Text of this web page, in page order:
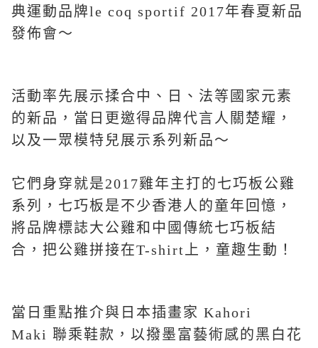
典運動品牌le coq sportif 2017年春夏新品
發佈會～
活動率先展示揉合中、日、法等國家元素
的新品，當日更邀得品牌代言人關楚耀，
以及一眾模特兒展示系列新品～
它們身穿就是2017雞年主打的七巧板公雞
系列，七巧板是不少香港人的童年回憶，
將品牌標誌大公雞和中國傳統七巧板結
合，把公雞拼接在T-shirt上，童趣生動！
當日重點推介與日本插畫家 Kahori
Maki 聯乘鞋款，以撥墨富藝術感的黑白花